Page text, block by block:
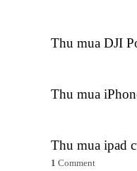
Thu mua DJI
Thu mua
Thu mua ipad
1 Comment